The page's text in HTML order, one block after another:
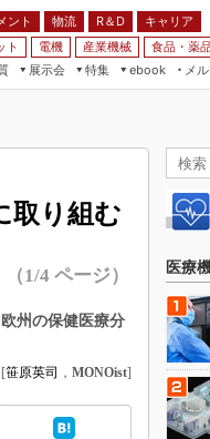
ント 物流 R＆D
キャリア
ト 電機 産業機械 食品・薬
展示会
特集
ebook
メ
取り組む
（1/4 ページ）
州の保健医療分
[笹原英司 ， MONOist]
医療